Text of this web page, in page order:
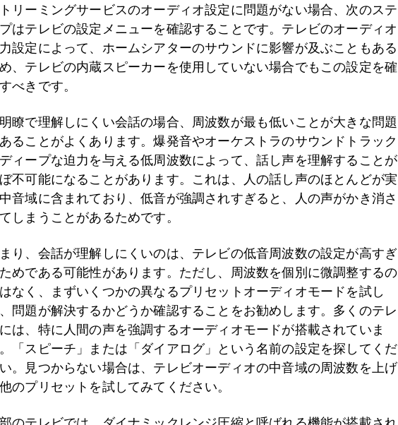
リーミングサービスのオーディオ設定に問題がない場合、次のステ
はテレビの設定メニューを確認することです。テレビのオーディオ
設定によって、ホームシアターのサウンドに影響が及ぶこともある
、テレビの内蔵スピーカーを使用していない場合でもこの設定を確
べきです。
瞭で理解しにくい会話の場合、周波数が最も低いことが大きな問題
ることがよくあります。爆発音やオーケストラのサウンドトラック
ィープな迫力を与える低周波数によって、話し声を理解することが
不可能になることがあります。これは、人の話し声のほとんどが実
音域に含まれており、低音が強調されすぎると、人の声がかき消さ
しまうことがあるためです。
り、会話が理解しにくいのは、テレビの低音周波数の設定が高すぎ
めである可能性があります。ただし、周波数を個別に微調整するの
なく、まずいくつかの異なるプリセットオーディオモードを試し
問題が解決するかどうか確認することをお勧めします。多くのテレ
は、特に人間の声を強調するオーディオモードが搭載されていま
「スピーチ」または「ダイアログ」という名前の設定を探してくだ
。見つからない場合は、テレビオーディオの中音域の周波数を上げ
のプリセットを試してみてください。